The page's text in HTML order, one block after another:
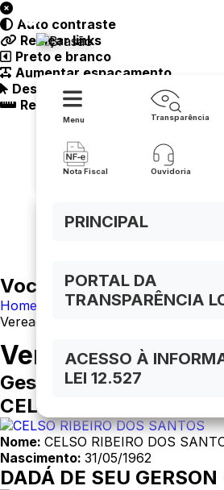
Menu Transparência
Nota Fiscal Ouvidoria
PRINCIPAL
PORTAL DA
TRANSPARÊNCIA
ACESSO À
LEI 12.527
Auto contraste
Realçar links
Preto e branco
Aumentar espaçamento
Destacando cursor
Regua guia
Você está navegando
Home
Vereadores
Vereadores
Gestão 2025-2028
CELSINHO - UNIÃO
Nome: CELSO RIBEIRO DOS
Nascimento: 31/05/1962
DADÁ DE SEU